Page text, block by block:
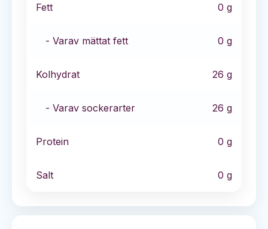
Fett 0 g
- Varav mättat fett 0 g
Kolhydrat 26 g
- Varav sockerarter 26 g
Protein 0 g
Salt 0 g